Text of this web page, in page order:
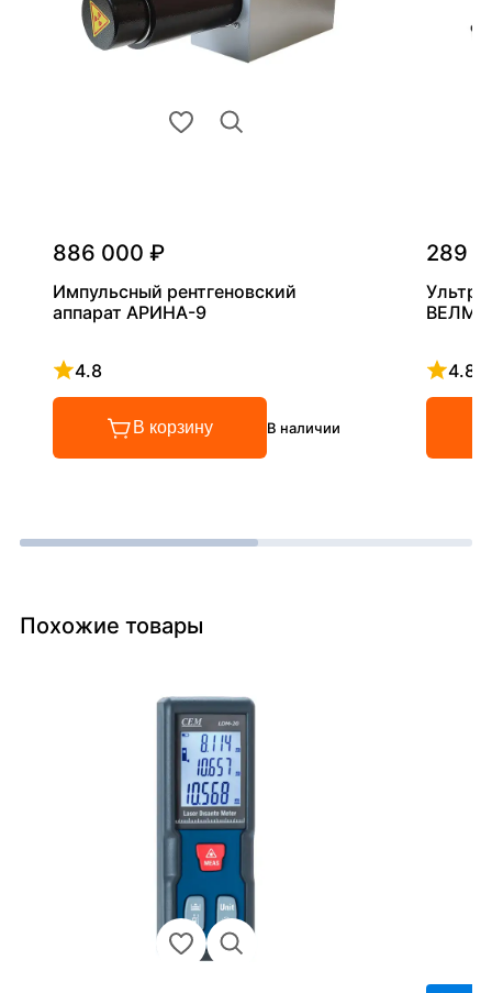
886 000 ₽
Импульсный рентгеновский
аппарат АРИНА-9
4.8
Рейтинг 4.8 из 5
В корзину В наличии
289
4.8
Похожие товары